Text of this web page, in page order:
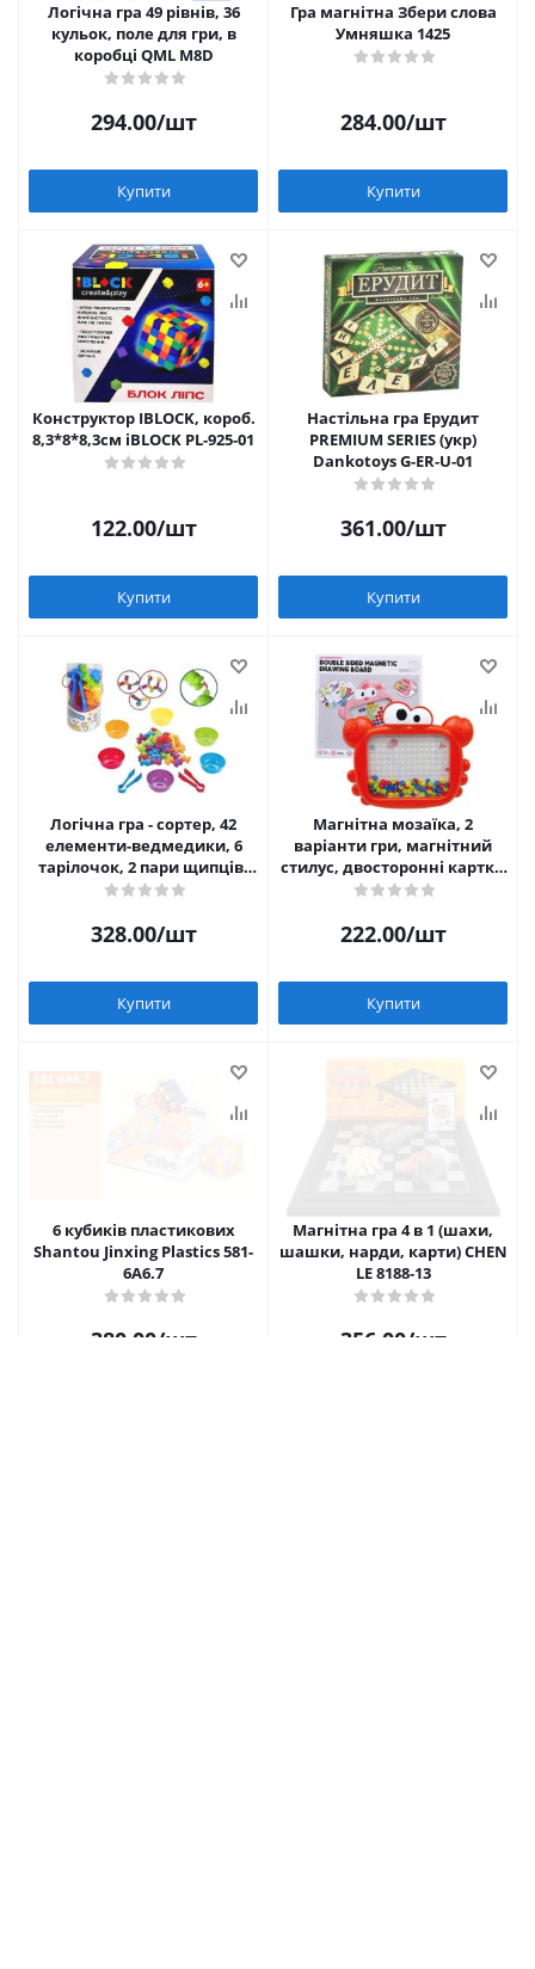
Логічна гра 49 рівнів, 36
кульок, поле для гри, в
коробці QML M8D
294.00/шт
Купити
Гра магнітна Збери слова
Умняшка 1425
284.00/шт
Купити
Конструктор IBLOCK, короб.
8,3*8*8,3см iBLOCK PL-925-01
122.00/шт
Купити
Настільна гра Ерудит
PREMIUM SERIES (укр)
Dankotoys G-ER-U-01
361.00/шт
Купити
Логічна гра - сортер, 42
елементи-ведмедики, 6
тарілочок, 2 пари щипців,
елементи зʼєднуються, в
328.00/шт
Купити
Магнітна мозаїка, 2
варіанти гри, магнітний
стилус, двосторонні картки
із завданнями КРАБ
222.00/шт
Купити
6 кубиків пластикових
Shantou Jinxing Plastics 581-
6A6.7
380.00/шт
Магнітна гра 4 в 1 (шахи,
шашки, нарди, карти) CHEN
LE 8188-13
356.00/шт